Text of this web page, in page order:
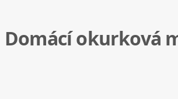
Domácí okurková